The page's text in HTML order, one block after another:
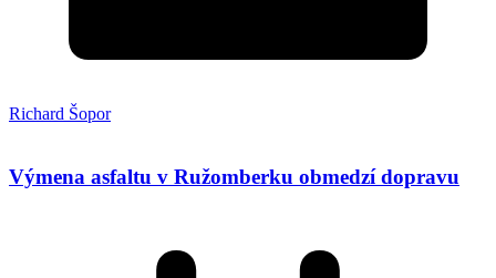
Richard Šopor
Výmena asfaltu v Ružomberku obmedzí dopravu